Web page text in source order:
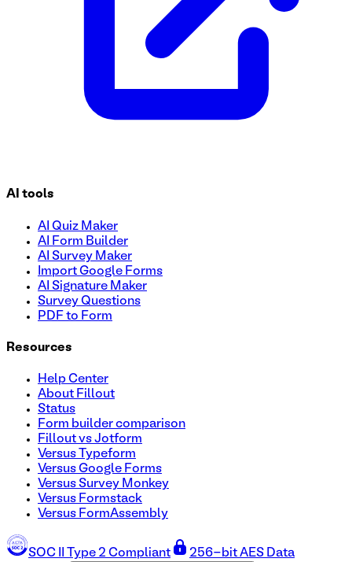
AI tools
AI Quiz Maker
AI Form Builder
AI Survey Maker
Import Google Forms
AI Signature Maker
Survey Questions
PDF to Form
Resources
Help Center
About Fillout
Status
Form builder comparison
Fillout vs Jotform
Versus Typeform
Versus Google Forms
Versus Survey Monkey
Versus Formstack
Versus FormAssembly
SOC II Type 2 Compliant 256-bit AES Data